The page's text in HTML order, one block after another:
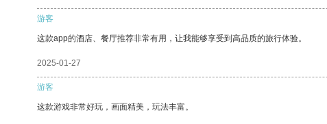
游客
这款app的酒店、餐厅推荐非常有用，让我能够享受到高品质的旅行体验。
2025-01-27
游客
这款游戏非常好玩，画面精美，玩法丰富。